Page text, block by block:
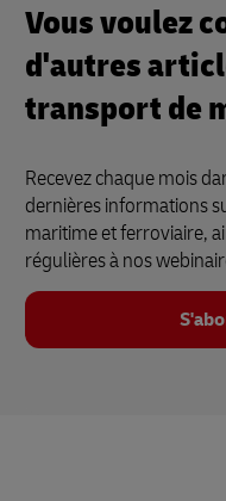
Vous voulez
d'autres
transport de
Recevez chaque mois
dernières informations
maritime et ferroviaire,
régulières à nos